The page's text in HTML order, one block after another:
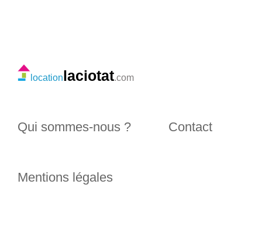
locationlaciotat.com
Qui sommes-nous ? Contact
Mentions légales